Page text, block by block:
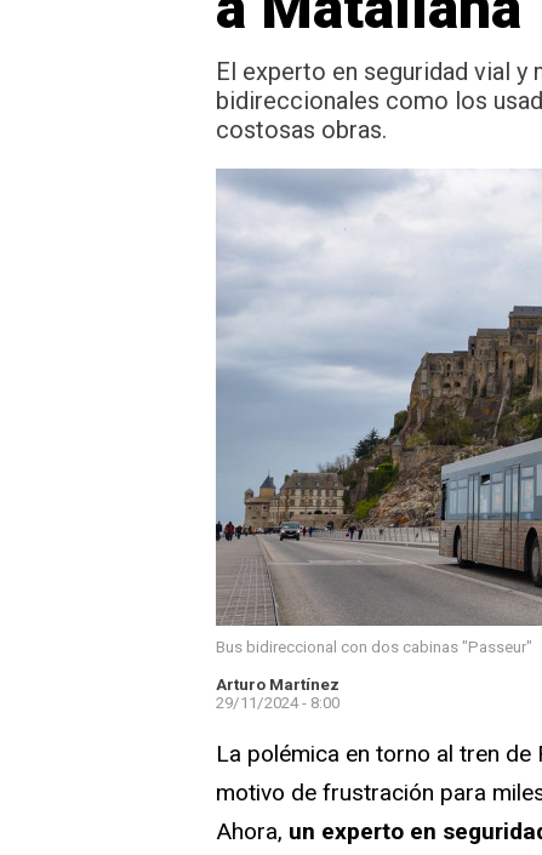
El experto en seguridad vial
bidireccionales como los
costosas obras.
Bus bidireccional con dos cabinas "Passeur"
Arturo Martínez
29/11/2024 - 8:00
La polémica en torno al tren
motivo de frustración para
Ahora, un experto en